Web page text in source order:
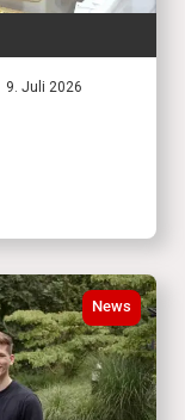
9. Juli 2026
News